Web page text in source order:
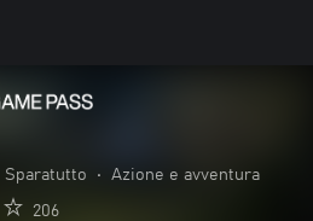
Sparatutto • Azione e avventura
206